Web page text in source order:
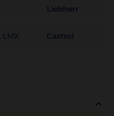
Liebherr
LMX Castrol